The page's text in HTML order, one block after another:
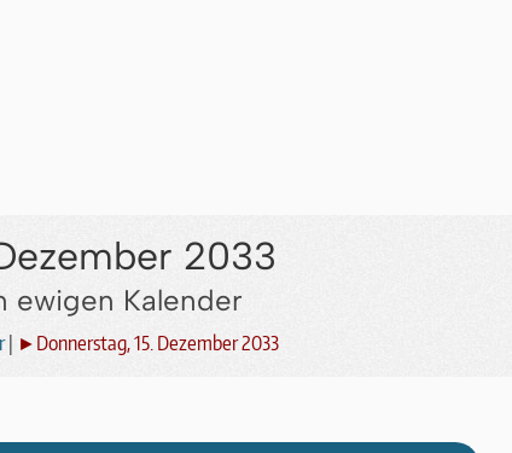
2033
ewigen Kalender
| ►Donnerstag, 15. Dezember 2033